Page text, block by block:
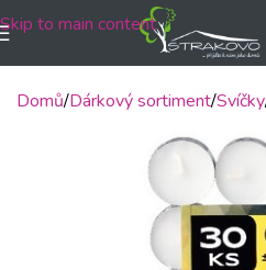
Skip to main content
Domů Dárkový sortiment Svíčky